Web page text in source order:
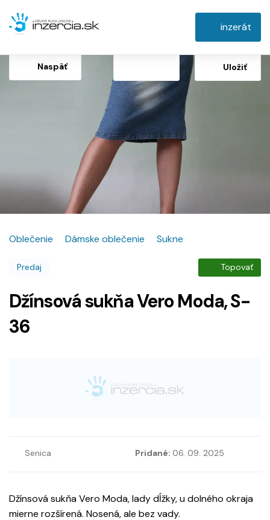
inzerát
Naspäť Uložiť
Oblečenie Dámske oblečenie Sukne
Predaj Topovať
Džínsová sukňa Vero Moda, S-
36
Senica Pridané: 06. 09. 2025
Džínsová sukňa Vero Moda, lady dĺžky, u dolného okraja
mierne rozšírená. Nosená, ale bez vady.